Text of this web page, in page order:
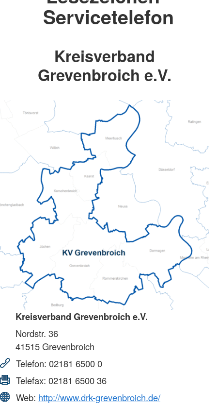
Servicetelefon
Kreisverband
Grevenbroich e.V.
Kreisverband Grevenbroich e.V.
Nordstr. 36
41515Grevenbroich
Telefon: 02181 6500 0
Telefax: 02181 6500 36
Web: http://www.drk-grevenbroich.de/